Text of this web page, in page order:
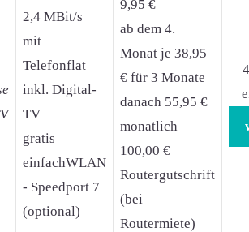
2,4 MBit/s
mit
Telefonflat
inkl. Digital-
TV
gratis
einfachWLAN
- Speedport 7
(optional)
9,95 €
ab dem 4.
Monat je 38,95
€ für 3 Monate
danach 55,95 €
monatlich
100,00 €
Routergutschrift
(bei
Routermiete)